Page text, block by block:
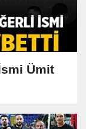
Ümit